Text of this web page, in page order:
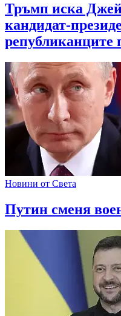
Тръмп иска
кандидат-
републиканците
Новини от Света
Путин сменя